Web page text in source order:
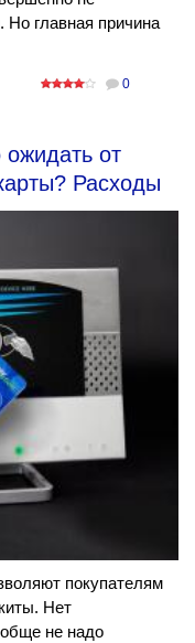
Но главная причина
0
ожидать от
Расходы
покупателям
Нет
не надо